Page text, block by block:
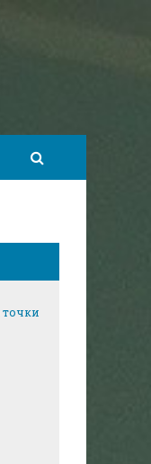
точки